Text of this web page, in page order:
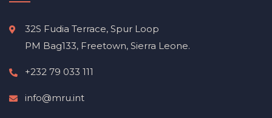
32S Fudia Terrace, Spur Loop
PM Bag133, Freetown, Sierra Leone.
+232 79 033 111
info@mru.int